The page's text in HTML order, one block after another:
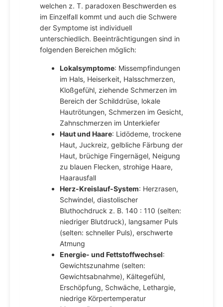
welchen z. T. paradoxen Beschwerden es
im Einzelfall kommt und auch die Schwere
der Symptome ist individuell
unterschiedlich. Beeinträchtigungen sind in
folgenden Bereichen möglich:
Lokalsymptome: Missempfindungen
im Hals, Heiserkeit, Halsschmerzen,
Kloßgefühl, ziehende Schmerzen im
Bereich der Schilddrüse, lokale
Hautrötungen, Schmerzen im Gesicht,
Zahnschmerzen im Unterkiefer
Haut und Haare: Lidödeme, trockene
Haut, Juckreiz, gelbliche Färbung der
Haut, brüchige Fingernägel, Neigung
zu blauen Flecken, strohige Haare,
Haarausfall
Herz-Kreislauf-System: Herzrasen,
Schwindel, diastolischer
Bluthochdruck z. B. 140 : 110 (selten:
niedriger Blutdruck), langsamer Puls
(selten: schneller Puls), erschwerte
Atmung
Energie- und Fettstoffwechsel:
Gewichtszunahme (selten:
Gewichtsabnahme), Kältegefühl,
Erschöpfung, Schwäche, Lethargie,
niedrige Körpertemperatur